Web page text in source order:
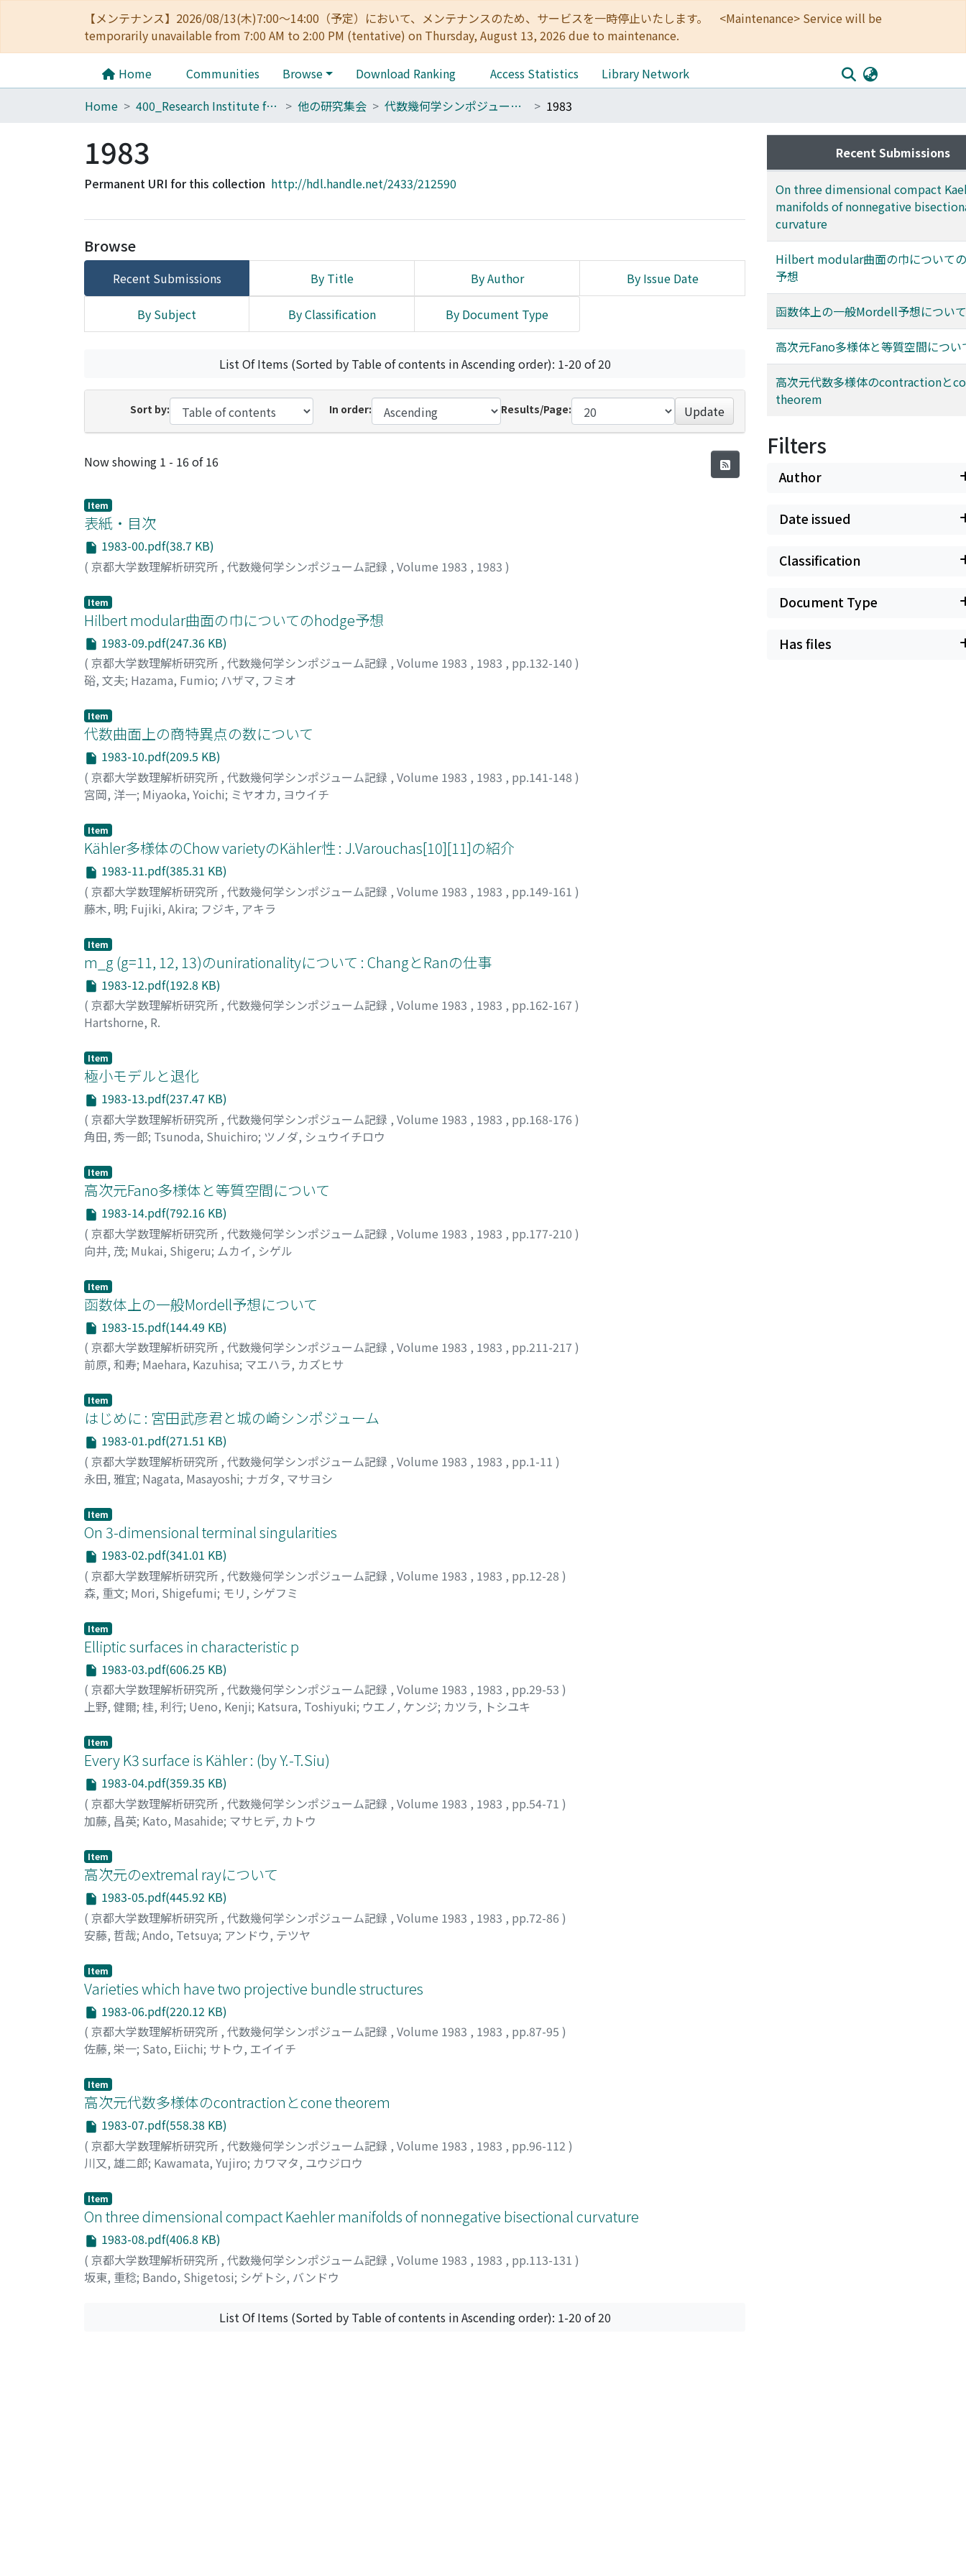
【メンテナンス】2026/08/13(木)7:00～14:00（予定）において、メンテナンスのため、サービスを一時停止いたします。 <Maintenance> Service will be
temporarily unavailable from 7:00 AM to 2:00 PM (tentative) on Thursday, August 13, 2026 due to maintenance.
Home Communities Browse Download Ranking Access Statistics
Library Network
Home
400_Research Institute for Mathematical Sciences 他の研究集会 代数幾何学シンポジューム報告集(1977～） 1983
1983
Permanent URI for this collection http://hdl.handle.net/2433/212590
Browse
Recent Submissions By Title By Author By Issue Date
By Subject By Classification By Document Type
List Of Items (Sorted by Table of contents in Ascending order): 1-20 of 20
Sort by: In order: Results/Page: Update
Recent Submissions
Now showing 1 - 16 of 16
Item
表紙・目次
1983-00.pdf(38.7 KB)
( 京都大学数理解析研究所 , 代数幾何学シンポジューム記録 , Volume 1983 , 1983 )
Item
Hilbert modular曲面の巾についてのhodge予想
1983-09.pdf(247.36 KB)
( 京都大学数理解析研究所 , 代数幾何学シンポジューム記録 , Volume 1983 , 1983 , pp.132-140 )
硲, 文夫; Hazama, Fumio; ハザマ, フミオ
Item
代数曲面上の商特異点の数について
1983-10.pdf(209.5 KB)
( 京都大学数理解析研究所 , 代数幾何学シンポジューム記録 , Volume 1983 , 1983 , pp.141-148 )
宮岡, 洋一; Miyaoka, Yoichi; ミヤオカ, ヨウイチ
Item
Kähler多様体のChow varietyのKähler性 : J.Varouchas[10][11]の紹介
1983-11.pdf(385.31 KB)
( 京都大学数理解析研究所 , 代数幾何学シンポジューム記録 , Volume 1983 , 1983 , pp.149-161 )
藤木, 明; Fujiki, Akira; フジキ, アキラ
Item
m_g (g=11, 12, 13)のunirationalityについて : ChangとRanの仕事
1983-12.pdf(192.8 KB)
( 京都大学数理解析研究所 , 代数幾何学シンポジューム記録 , Volume 1983 , 1983 , pp.162-167 )
Hartshorne, R.
Item
極小モデルと退化
1983-13.pdf(237.47 KB)
( 京都大学数理解析研究所 , 代数幾何学シンポジューム記録 , Volume 1983 , 1983 , pp.168-176 )
角田, 秀一郎; Tsunoda, Shuichiro; ツノダ, シュウイチロウ
Item
高次元Fano多様体と等質空間について
1983-14.pdf(792.16 KB)
( 京都大学数理解析研究所 , 代数幾何学シンポジューム記録 , Volume 1983 , 1983 , pp.177-210 )
向井, 茂; Mukai, Shigeru; ムカイ, シゲル
Item
函数体上の一般Mordell予想について
1983-15.pdf(144.49 KB)
( 京都大学数理解析研究所 , 代数幾何学シンポジューム記録 , Volume 1983 , 1983 , pp.211-217 )
前原, 和寿; Maehara, Kazuhisa; マエハラ, カズヒサ
Item
はじめに : 宮田武彦君と城の崎シンポジューム
1983-01.pdf(271.51 KB)
( 京都大学数理解析研究所 , 代数幾何学シンポジューム記録 , Volume 1983 , 1983 , pp.1-11 )
永田, 雅宜; Nagata, Masayoshi; ナガタ, マサヨシ
Item
On 3-dimensional terminal singularities
1983-02.pdf(341.01 KB)
( 京都大学数理解析研究所 , 代数幾何学シンポジューム記録 , Volume 1983 , 1983 , pp.12-28 )
森, 重文; Mori, Shigefumi; モリ, シゲフミ
Item
Elliptic surfaces in characteristic p
1983-03.pdf(606.25 KB)
( 京都大学数理解析研究所 , 代数幾何学シンポジューム記録 , Volume 1983 , 1983 , pp.29-53 )
上野, 健爾; 桂, 利行; Ueno, Kenji; Katsura, Toshiyuki; ウエノ, ケンジ; カツラ, トシユキ
Item
Every K3 surface is Kähler : (by Y.-T.Siu)
1983-04.pdf(359.35 KB)
( 京都大学数理解析研究所 , 代数幾何学シンポジューム記録 , Volume 1983 , 1983 , pp.54-71 )
加藤, 昌英; Kato, Masahide; マサヒデ, カトウ
Item
高次元のextremal rayについて
1983-05.pdf(445.92 KB)
( 京都大学数理解析研究所 , 代数幾何学シンポジューム記録 , Volume 1983 , 1983 , pp.72-86 )
安藤, 哲哉; Ando, Tetsuya; アンドウ, テツヤ
Item
Varieties which have two projective bundle structures
1983-06.pdf(220.12 KB)
( 京都大学数理解析研究所 , 代数幾何学シンポジューム記録 , Volume 1983 , 1983 , pp.87-95 )
佐藤, 栄一; Sato, Eiichi; サトウ, エイイチ
Item
高次元代数多様体のcontractionとcone theorem
1983-07.pdf(558.38 KB)
( 京都大学数理解析研究所 , 代数幾何学シンポジューム記録 , Volume 1983 , 1983 , pp.96-112 )
川又, 雄二郎; Kawamata, Yujiro; カワマタ, ユウジロウ
Item
On three dimensional compact Kaehler manifolds of nonnegative bisectional curvature
1983-08.pdf(406.8 KB)
( 京都大学数理解析研究所 , 代数幾何学シンポジューム記録 , Volume 1983 , 1983 , pp.113-131 )
坂東, 重稔; Bando, Shigetosi; シゲトシ, バンドウ
List Of Items (Sorted by Table of contents in Ascending order): 1-20 of 20
Recent Submissions
On three dimensional compact
manifolds of nonnegative
curvature
Hilbert modular曲面の巾について
予想
函数体上の一般Mordell予想について
高次元Fano多様体と等質空間につい
高次元代数多様体のcontractionと
theorem
Filters
Author
Date issued
Classification
Document Type
Has files